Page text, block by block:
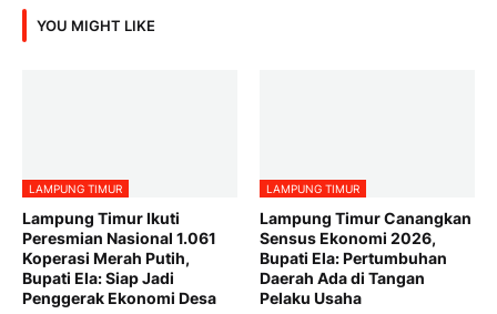
YOU MIGHT LIKE
LAMPUNG TIMUR
Lampung Timur Ikuti
Peresmian Nasional 1.061
Koperasi Merah Putih,
Bupati Ela: Siap Jadi
Penggerak Ekonomi Desa
LAMPUNG TIMUR
Lampung Timur Canangkan
Sensus Ekonomi 2026,
Bupati Ela: Pertumbuhan
Daerah Ada di Tangan
Pelaku Usaha